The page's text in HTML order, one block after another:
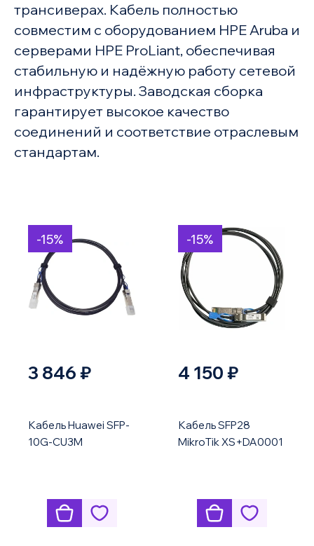
трансиверах. Кабель полностью
совместим с оборудованием HPE Aruba и
серверами HPE ProLiant, обеспечивая
стабильную и надёжную работу сетевой
инфраструктуры. Заводская сборка
гарантирует высокое качество
соединений и соответствие отраслевым
стандартам.
-15%
3 846 ₽
Кабель Huawei SFP-
10G-CU3M
-15%
4 150 ₽
Кабель SFP28
MikroTik XS+DA0001